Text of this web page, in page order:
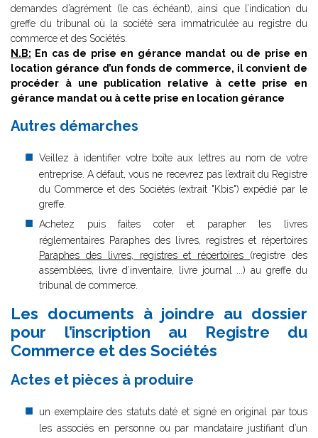
demandes d’agrément (le cas échéant), ainsi que l’indication du
greffe du tribunal où la société sera immatriculée au registre du
commerce et des Sociétés.
N.B: En cas de prise en gérance mandat ou de prise en
location gérance d’un fonds de commerce, il convient de
procéder à une publication relative à cette prise en
gérance mandat ou à cette prise en location gérance
Autres démarches
Veillez à identifier votre boîte aux lettres au nom de votre
entreprise. A défaut, vous ne recevrez pas l’extrait du Registre
du Commerce et des Sociétés (extrait "Kbis") expédié par le
greffe.
Achetez puis faites coter et parapher les livres
réglementaires Paraphes des livres, registres et répertoires
Paraphes des livres, registres et répertoires (registre des
assemblées, livre d’inventaire, livre journal ...) au greffe du
tribunal de commerce.
Les documents à joindre au dossier
pour l’inscription au Registre du
Commerce et des Sociétés
Actes et pièces à produire
un exemplaire des statuts daté et signé en original par tous
les associés en personne ou par mandataire justifiant d’un